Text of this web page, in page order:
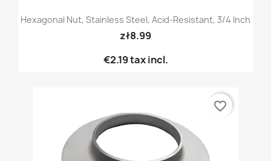
Hexagonal Nut, Stainless Steel, Acid-Resistant, 3/4 Inch
zł8.99
€2.19tax incl.
favorite_border